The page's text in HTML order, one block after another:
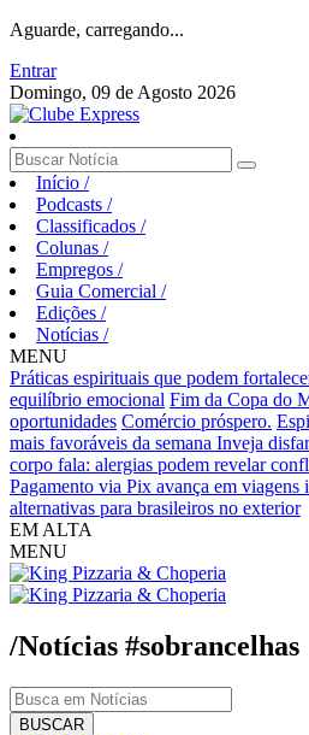
Aguarde, carregando...
Entrar
Domingo, 09 de Agosto 2026
Início /
Podcasts /
Classificados /
Colunas /
Empregos /
Guia Comercial /
Edições /
Notícias /
MENU
Práticas espirituais que podem
equilíbrio emocional Fim da Copa do
oportunidades Comércio próspero.
mais favoráveis da semana Inveja
corpo fala: alergias podem revelar
Pagamento via Pix avança em viagens
alternativas para brasileiros no exterior
EM ALTA
MENU
/Notícias #sobrancelhas
BUSCAR